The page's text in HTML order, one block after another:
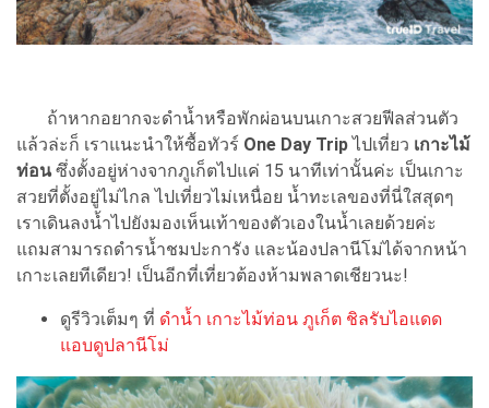
ถ้าหากอยากจะดำน้ำหรือพักผ่อนบนเกาะสวยฟีลส่วนตัว
แล้วล่ะก็ เราแนะนำให้ซื้อทัวร์ One Day Tripไปเที่ยว เกาะไม้
ท่อนซึ่งตั้งอยู่ห่างจากภูเก็ตไปแค่ 15 นาทีเท่านั้นค่ะ เป็นเกาะ
สวยที่ตั้งอยู่ไม่ไกล ไปเที่ยวไม่เหนื่อย น้ำทะเลของที่นี่ใสสุดๆ
เราเดินลงน้ำไปยังมองเห็นเท้าของตัวเองในน้ำเลยด้วยค่ะ
แถมสามารถดำรน้ำชมปะการัง และน้องปลานีโม่ได้จากหน้า
เกาะเลยทีเดียว! เป็นอีกที่เที่ยวต้องห้ามพลาดเชียวนะ!
ดูรีวิวเต็มๆ ที่ ดำน้ำ เกาะไม้ท่อน ภูเก็ต ชิลรับไอแดด
แอบดูปลานีโม่